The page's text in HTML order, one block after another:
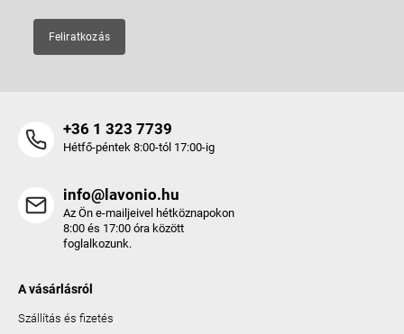
Feliratkozás
+36 1 323 7739
Hétfő-péntek 8:00-tól 17:00-ig
info@lavonio.hu
Az Ön e-mailjeivel hétköznapokon
8:00 és 17:00 óra között
foglalkozunk.
A vásárlásról
Szállítás és fizetés